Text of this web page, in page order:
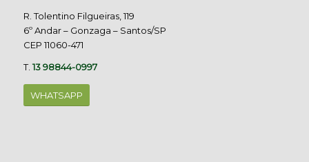
R. Tolentino Filgueiras, 119
6º Andar – Gonzaga – Santos/SP
CEP 11060-471
T.13 98844-0997
WHATSAPP